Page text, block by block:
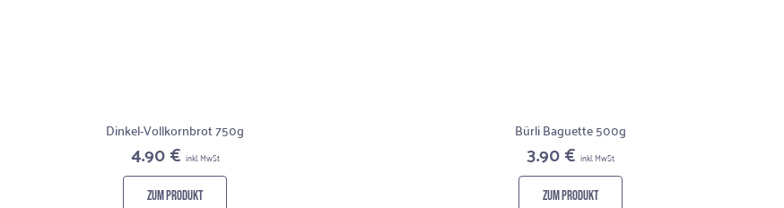
Dinkel-Vollkornbrot 750g
4.90 € inkl. MwSt
ZUM PRODUKT
Bürli Baguette 500g
3.90 € inkl. MwSt
ZUM PRODUKT